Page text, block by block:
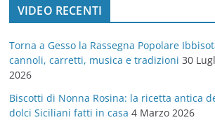
o
r
e
VIDEO RECENTI
Torna a Gesso la Rassegna Popolare
cannoli, carretti, musica e tradizioni 30
2026
Biscotti di Nonna Rosina: la ricetta antica
dolci Siciliani fatti in casa 4 Marzo 2026